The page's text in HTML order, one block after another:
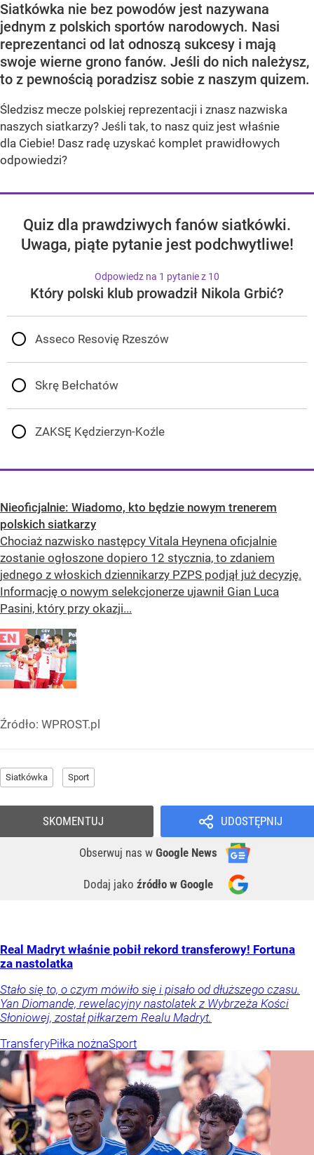
Siatkówka nie bez powodów jest nazywana
jednym z polskich sportów narodowych. Nasi
reprezentanci od lat odnoszą sukcesy i mają
swoje wierne grono fanów. Jeśli do nich należysz,
to z pewnością poradzisz sobie z naszym quizem.
Śledzisz mecze polskiej reprezentacji i znasz nazwiska
naszych siatkarzy? Jeśli tak, to nasz quiz jest właśnie
dla Ciebie! Dasz radę uzyskać komplet prawidłowych
odpowiedzi?
Quiz dla prawdziwych fanów siatkówki.
Uwaga, piąte pytanie jest podchwytliwe!
Odpowiedz na 1 pytanie z 10
Który polski klub prowadził Nikola Grbić?
Asseco Resovię Rzeszów
Skrę Bełchatów
ZAKSĘ Kędzierzyn-Koźle
Nieoficjalnie: Wiadomo, kto będzie nowym trenerem
polskich siatkarzy
Chociaż nazwisko następcy Vitala Heynena oficjalnie
zostanie ogłoszone dopiero 12 stycznia, to zdaniem
jednego z włoskich dziennikarzy PZPS podjął już decyzję.
Informację o nowym selekcjonerze ujawnił Gian Luca
Pasini, który przy okazji...
Źródło: WPROST.pl
Siatkówka Sport
UDOSTĘPNIJ
Obserwuj nas w Google News
Dodaj jako źródło w Google
SKOMENTUJ
Real Madryt właśnie pobił rekord transferowy! Fortuna
za nastolatka
Stało się to, o czym mówiło się i pisało od dłuższego czasu.
Yan Diomande, rewelacyjny nastolatek z Wybrzeża Kości
Słoniowej, został piłkarzem Realu Madryt.
TransferyPiłka nożnaSport